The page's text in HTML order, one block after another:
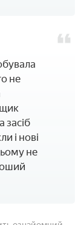
не
і нові
не